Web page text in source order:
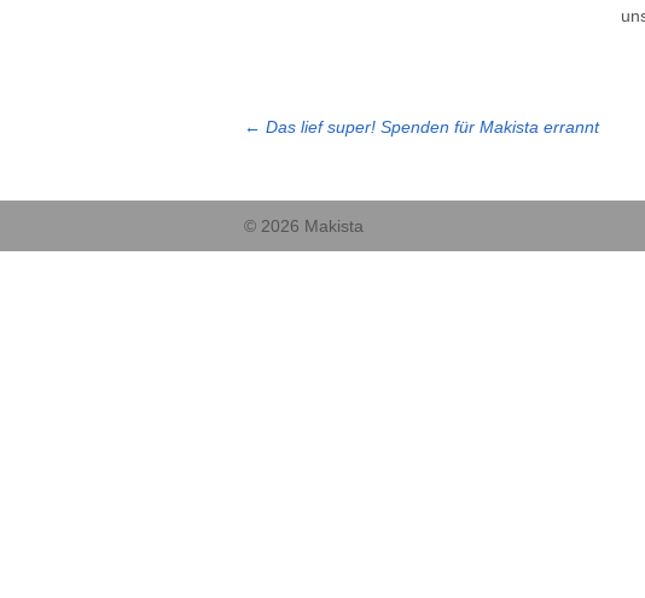
← Das lief super! Spenden für Makista errannt
© 2026 Makista